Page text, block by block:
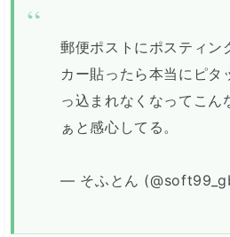
郵便ポストにポスティン
カー貼ったら本当にピタ
っ込まれなくなってこん
ぁと感心してる。
— そふとん